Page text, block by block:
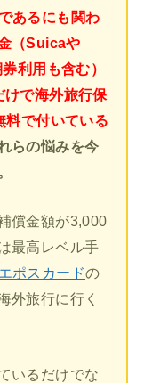
あるにも関わ
（Suicaや
利用も含む）
で海外旅行保
料で付いている
らの悩みを今
償金額が3,000
最高レベル手
エポスカードの
外旅行に行く
いるだけでな